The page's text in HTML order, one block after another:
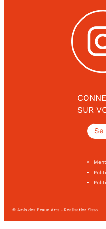
SUR
Se
© Amis des Beaux Arts - Réalisation Sisso